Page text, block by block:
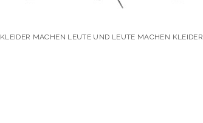
KLEIDER MACHEN LEUTE UND LEUTE MACHEN KLEIDER